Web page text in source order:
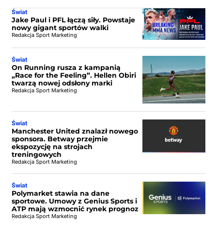
Świat
Jake Paul i PFL łączą siły. Powstaje
nowy gigant sportów walki
Redakcja Sport Marketing
Świat
On Running rusza z kampanią
„Race for the Feeling”. Hellen Obiri
twarzą nowej odsłony marki
Redakcja Sport Marketing
Świat
Manchester United znalazł nowego
sponsora. Betway przejmie
ekspozycję na strojach
treningowych
Redakcja Sport Marketing
Świat
Polymarket stawia na dane
sportowe. Umowy z Genius Sports i
ATP mają wzmocnić rynek prognoz
Redakcja Sport Marketing